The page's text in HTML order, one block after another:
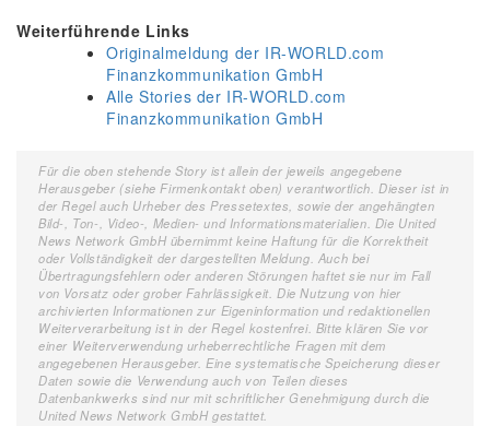
Weiterführende Links
Originalmeldung der IR-WORLD.com
Finanzkommunikation GmbH
Alle Stories der IR-WORLD.com
Finanzkommunikation GmbH
Für die oben stehende Story ist allein der jeweils angegebene
Herausgeber (siehe Firmenkontakt oben) verantwortlich. Dieser ist in
der Regel auch Urheber des Pressetextes, sowie der angehängten
Bild-, Ton-, Video-, Medien- und Informationsmaterialien. Die United
News Network GmbH übernimmt keine Haftung für die Korrektheit
oder Vollständigkeit der dargestellten Meldung. Auch bei
Übertragungsfehlern oder anderen Störungen haftet sie nur im Fall
von Vorsatz oder grober Fahrlässigkeit. Die Nutzung von hier
archivierten Informationen zur Eigeninformation und redaktionellen
Weiterverarbeitung ist in der Regel kostenfrei. Bitte klären Sie vor
einer Weiterverwendung urheberrechtliche Fragen mit dem
angegebenen Herausgeber. Eine systematische Speicherung dieser
Daten sowie die Verwendung auch von Teilen dieses
Datenbankwerks sind nur mit schriftlicher Genehmigung durch die
United News Network GmbH gestattet.